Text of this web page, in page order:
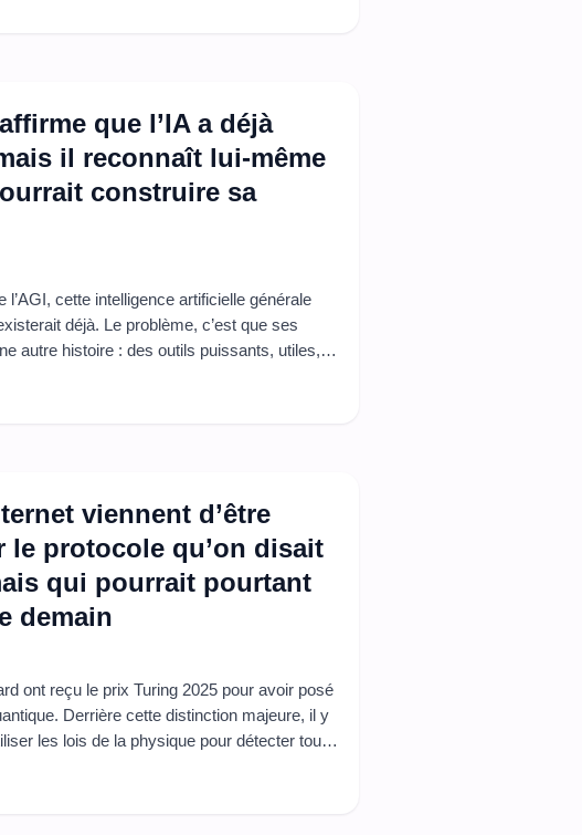
d’un partenariat géant avec Disney. Quand
que l’IA a déjà
il reconnaît lui-même
construire sa
cette intelligence artificielle générale
déjà. Le problème, c’est que ses
autre histoire : des outils puissants, utiles,
de l’IA, les ...
viennent d’être
le protocole qu’on disait
qui pourrait pourtant
demain
ont reçu le prix Turing 2025 pour avoir posé
Derrière cette distinction majeure, il y
les lois de la physique pour détecter toute
Pendant longtemps, ...